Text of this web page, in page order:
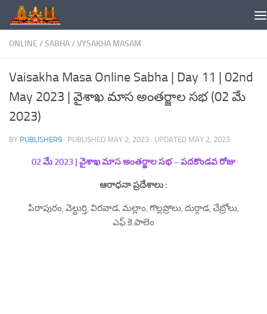
Skip to content
ONLINE /SABHA/VYSAKHA MASAM
Vaisakha Masa Online Sabha | Day 11 | 02nd
May 2023 | వైశాఖ మాస అంతర్జాల సభ (02 మే
2023)
BY PUBLISHER9 · PUBLISHED MAY 2, 2023 · UPDATED MAY 2, 2023
02 మే 2023 | వైశాఖ మాస అంతర్జాల సభ – పదకొండవ రోజు
ఆరాధనా ప్రదేశాలు :
పిఠాపురం, వెల్దుర్తి, విరవాడ, మల్లాం, గొల్లప్రోలు, దుర్గాడ, చేబ్రోలు,
ఎఫ్.కె.పాలెం